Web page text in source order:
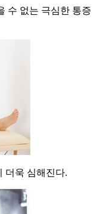
수 없는 극심한 통증
더욱 심해진다.